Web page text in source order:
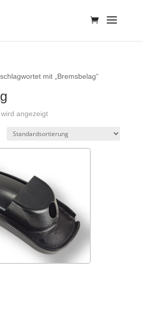
mit „Bremsbelag“
angezeigt